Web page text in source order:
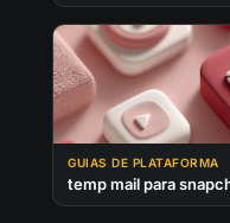
GUIAS DE PLATAFORMA
temp mail para